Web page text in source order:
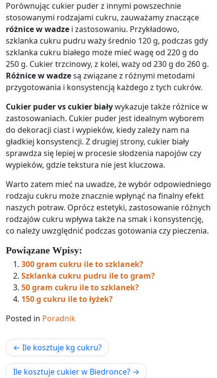
Porównując cukier puder z innymi powszechnie
stosowanymi rodzajami cukru, zauważamy znaczące
różnice w wadze i zastosowaniu. Przykładowo,
szklanka cukru pudru waży średnio 120 g, podczas gdy
szklanka cukru białego może mieć wagę od 220 g do
250 g. Cukier trzcinowy, z kolei, waży od 230 g do 260 g.
Różnice w wadzesą związane z różnymi metodami
przygotowania i konsystencją każdego z tych cukrów.
Cukier puder vs cukier białywykazuje także różnice w
zastosowaniach. Cukier puder jest idealnym wyborem
do dekoracji ciast i wypieków, kiedy zależy nam na
gładkiej konsystencji. Z drugiej strony, cukier biały
sprawdza się lepiej w procesie słodzenia napojów czy
wypieków, gdzie tekstura nie jest kluczowa.
Warto zatem mieć na uwadze, że wybór odpowiedniego
rodzaju cukru może znacznie wpłynąć na finalny efekt
naszych potraw. Oprócz estetyki, zastosowanie różnych
rodzajów cukru wpływa także na smak i konsystencję,
co należy uwzględnić podczas gotowania czy pieczenia.
Powiązane Wpisy:
300 gram cukru ile to szklanek?
Szklanka cukru pudru ile to gram?
50 gram cukru ile to szklanek?
150 g cukru ile to łyżek?
Posted in Poradnik
Nawigacja
wpisu
Ile kosztuje kg cukru?
Ile kosztuje cukier w Biedronce?